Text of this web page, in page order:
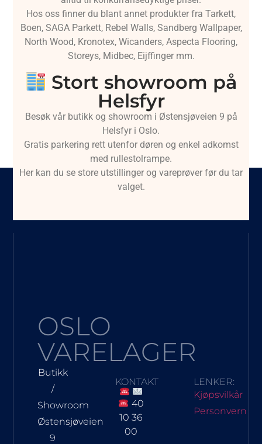
Hos oss finner du blant annet produkter fra Tarkett,
Boen, SAGA Parkett, Rebel Walls, Sandberg Wallpaper,
North Wood, Kronotex, Wicanders, Aspecta Flooring,
Storeys, Midbec, Eijffinger mm.
Stort showroom på
Helsfyr
Besøk vår butikk og showroom i Østensjøveien 9 på
Helsfyr i Oslo.
Gratis parkering rett utenfor døren og enkel adkomst
med rullestolrampe.
Her kan du se store utstillinger og vareprøver før du tar
valget.
OSLO
VARELAGER
Butikk
/
Showroom
Østensjøveien
9
KONTAKT
40
10 36
00
LENKER:
Kjøpsvilkår
Personvern